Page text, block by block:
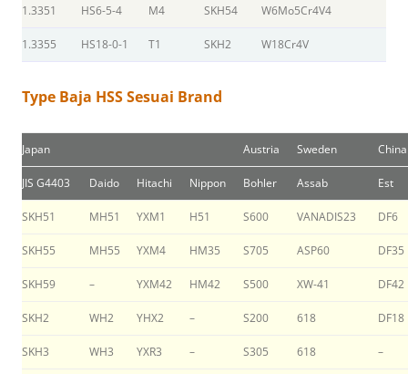
1.3351 HS6-5-4 M4 SKH54 W6Mo5Cr4V4
1.3355 HS18-0-1 T1 SKH2 W18Cr4V
Type Baja HSS Sesuai Brand
Japan Austria Sweden China
JIS G4403 Daido Hitachi Nippon Bohler Assab Est
SKH51 MH51 YXM1 H51 S600 VANADIS23 DF6
SKH55 MH55 YXM4 HM35 S705 ASP60 DF35
SKH59 – YXM42 HM42 S500 XW-41 DF42
SKH2 WH2 YHX2 – S200 618 DF18
SKH3 WH3 YXR3 – S305 618 –